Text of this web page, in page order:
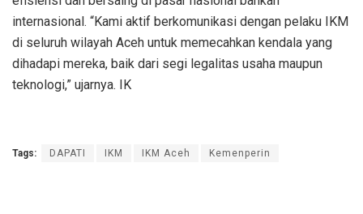
internasional. “Kami aktif berkomunikasi dengan pelaku IKM
di seluruh wilayah Aceh untuk memecahkan kendala yang
dihadapi mereka, baik dari segi legalitas usaha maupun
teknologi,” ujarnya. IK
Tags: DAPATI IKM IKM Aceh Kemenperin